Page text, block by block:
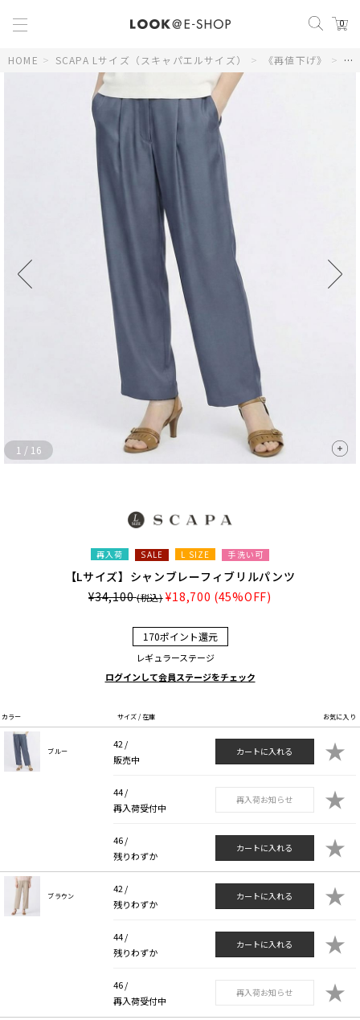
0
HOME > SCAPA Lサイズ（スキャパエルサイズ） > 《再値下げ》 > 【
1 / 16
再入荷 SALE L SIZE 手洗い可
【Lサイズ】シャンブレーフィブリルパンツ
¥34,100(税込) ¥18,700 (45%OFF)
170ポイント還元
レギュラーステージ
ログインして会員ステージをチェック
カラー サイズ / 在庫 お気に入り
ブルー
42 /
販売中
カートに入れる ★
44 /
再入荷受付中
再入荷お知らせ ★
46 /
残りわずか
カートに入れる ★
ブラウン
42 /
残りわずか
カートに入れる ★
44 /
残りわずか
カートに入れる ★
46 /
再入荷受付中
再入荷お知らせ ★